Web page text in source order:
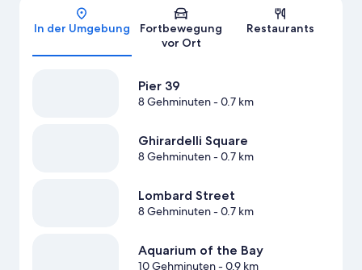
Karte
In der Umgebung
Fortbewegung
vor Ort
Restaurants
Pier 39
8 Gehminuten- 0.7 km
Ghirardelli Square
8 Gehminuten- 0.7 km
Lombard Street
8 Gehminuten- 0.7 km
Aquarium of the Bay
10 Gehminuten- 0.9 km